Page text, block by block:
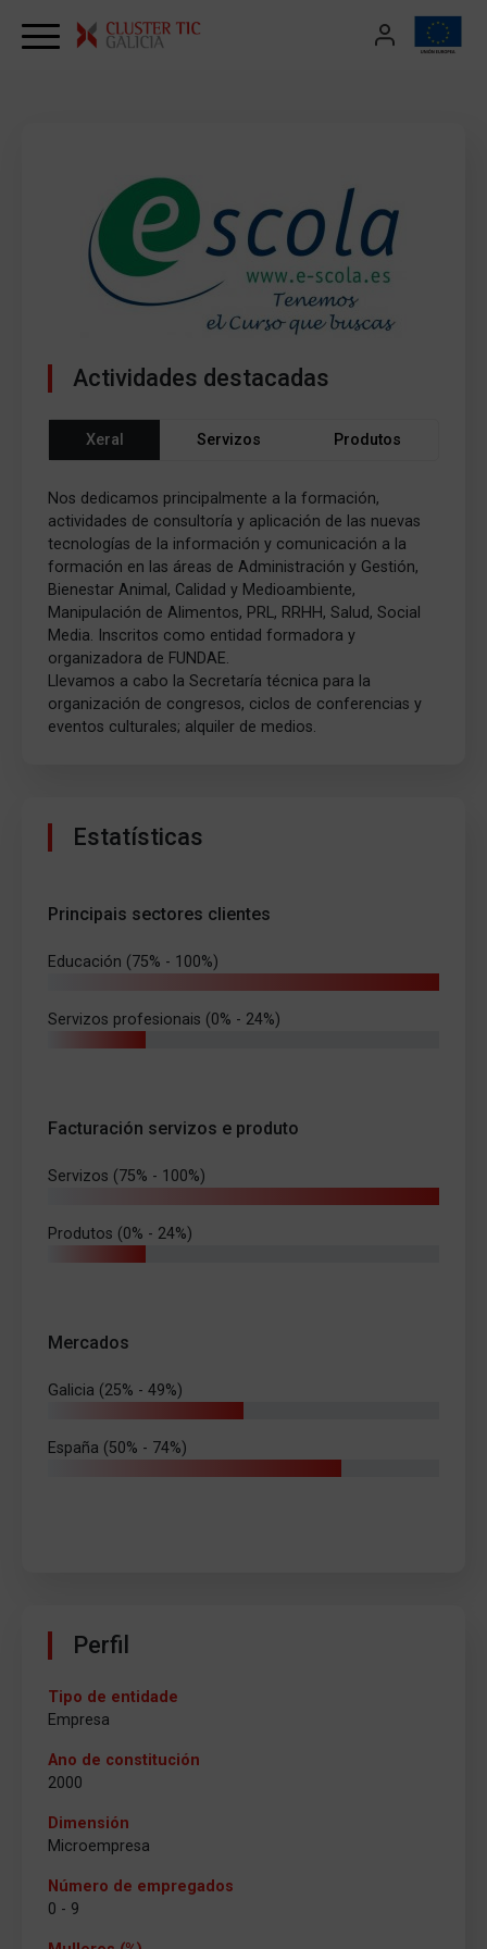
Actividades destacadas
Xeral Servizos Produtos
Nos dedicamos principalmente a la formación,
actividades de consultoría y aplicación de las nuevas
tecnologías de la información y comunicación a la
formación en las áreas de Administración y Gestión,
Bienestar Animal, Calidad y Medioambiente,
Manipulación de Alimentos, PRL, RRHH, Salud, Social
Media. Inscritos como entidad formadora y
organizadora de FUNDAE.
Llevamos a cabo la Secretaría técnica para la
organización de congresos, ciclos de conferencias y
eventos culturales; alquiler de medios.
Estatísticas
Principais sectores clientes
Educación (75% - 100%)
Servizos profesionais (0% - 24%)
Facturación servizos e produto
Servizos (75% - 100%)
Produtos (0% - 24%)
Mercados
Galicia (25% - 49%)
España (50% - 74%)
Perfil
Tipo de entidade
Empresa
Ano de constitución
2000
Dimensión
Microempresa
Número de empregados
0 - 9